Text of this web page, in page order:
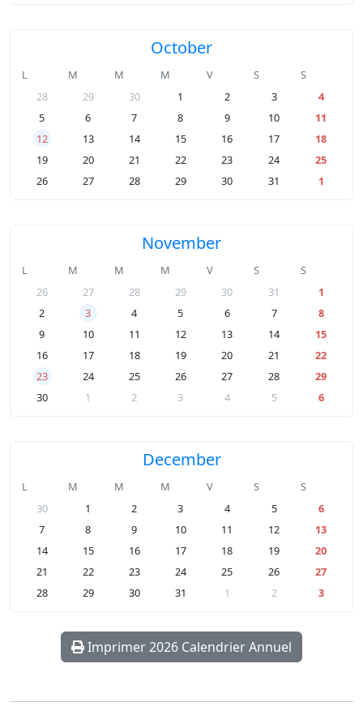
October
L M M M V S
S
28
29 30 1 2 3
4
5
6 7 8 9 10
11
12
13 14 15 16 17
18
19
20 21 22 23 24
25
26
27 28 29 30 31 1
November
L M M M V S
S
26
27 28 29 30 31
1
2
3 4 5 6 7
8
9
10 11 12 13 14
15
16
17 18 19 20 21
22
23
24 25 26 27 28
29
30
1 2 3 4 5 6
December
L M M M V S
S
30
1 2 3 4 5
6
7
8 9 10 11 12
13
14
15 16 17 18 19
20
21
22 23 24 25 26
27
28
29 30 31 1 2 3
Imprimer 2026 Calendrier Annuel